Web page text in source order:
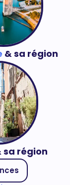
& sa région
sa région